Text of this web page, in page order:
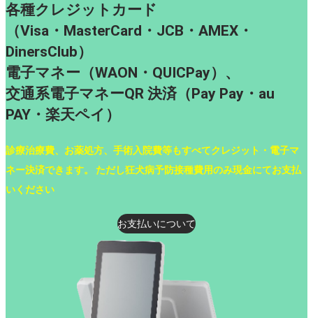
各種クレジットカード
（Visa・MasterCard ・ JCB ・ AMEX ・
DinersClub）
電子マネー（WAON ・ QUICPay）、
交通系電子マネーQR 決済（Pay Pay ・ au
PAY ・ 楽天ペイ）
診療治療費、お薬処方、手術入院費等もすべてクレジット・電子マ
ネー決済できます。 ただし狂犬病予防接種費用のみ現金にてお支払
いください
お支払いについて